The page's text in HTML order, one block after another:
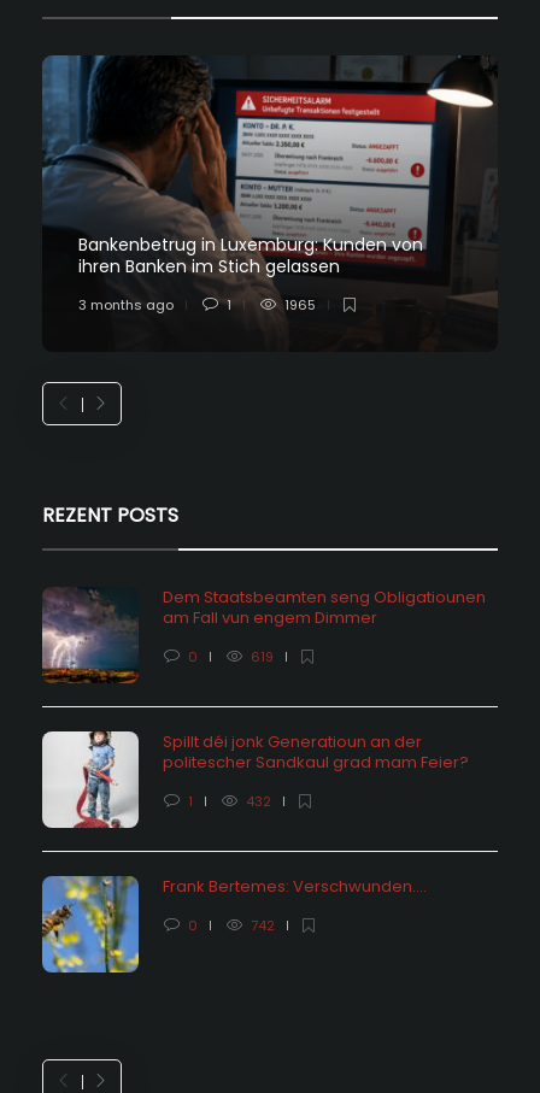
Bankenbetrug in Luxemburg: Kunden von
ihren Banken im Stich gelassen
3 months ago 1 1965
REZENT POSTS
Dem Staatsbeamten seng Obligatiounen
am Fall vun engem Dimmer
0 619
Spillt déi jonk Generatioun an der
politescher Sandkaul grad mam Feier?
1 432
Frank Bertemes: Verschwunden….
0 742